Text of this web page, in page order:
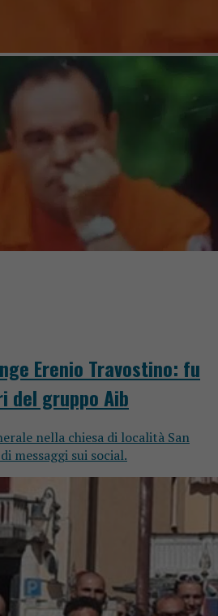
Erenio Travostino: fu
del gruppo Aib
nella chiesa di località San
messaggi sui social.